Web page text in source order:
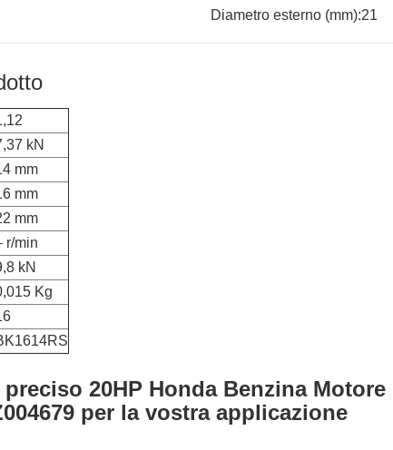
Diametro esterno (mm):21
kN
mm
mm
mm
r/min
kN
Kg
20HP Honda Benzina
per la vostra applicazione